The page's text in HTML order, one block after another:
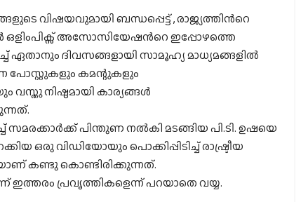
വിഷയവുമായി ബന്ധപ്പെട്ട് , രാജ്യത്തിന്‍റെ
ഒളിംപിക്സ് അസോസിയേഷന്‍റെ ഇപ്പോഴത്തെ
ഏതാനും ദിവസങ്ങളായി സാമൂഹ്യ മാധ്യമങ്ങളിൽ
പോസ്റ്റുകളും കമന്റുകളും
നിഷ്ഠമായി കാര്യങ്ങൾ
പിന്തുണ നൽകി മടങ്ങിയ പി.ടി. ഉഷയെ
ഒരു വിഡിയോയും പൊക്കിപ്പിടിച്ച് രാഷ്ട്രീയ
കണ്ടു കൊണ്ടിരിക്കുന്നത്.
പ്രവൃത്തികളെന്ന് പറയാതെ വയ്യ.